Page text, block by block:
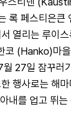
록 페스티은큰
열리는 루이
코 (Hanko)마
월 27일 잠꾸
행사로는 해
내를 업고 뛰